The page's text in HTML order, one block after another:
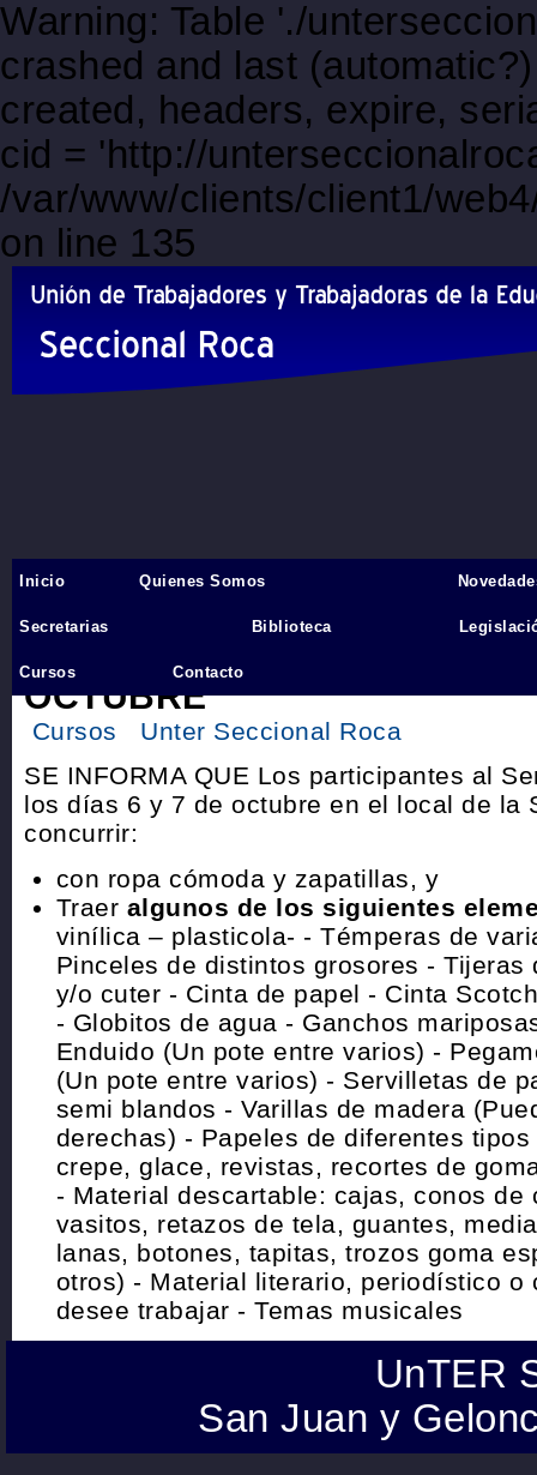
Warning: Table './
crashed and last
created, headers, expire,
cid = 'http://
/var/www/clients/client1/
on line 135
Inicio›
TITERES EN LA
OCTUBRE
Cursos
Unter Seccional Roca
SE INFORMA QUE Los participantes al
los días 6 y 7 de octubre en el local de la
concurrir:
con ropa cómoda y zapatillas, y
Traer algunos de los siguientes
vinílica – plasticola- - Témperas de
Pinceles de distintos grosores - Tijeras
y/o cuter - Cinta de papel - Cinta
- Globitos de agua - Ganchos
Enduido (Un pote entre varios) -
(Un pote entre varios) - Servilletas de
semi blandos - Varillas de madera
derechas) - Papeles de diferentes
crepe, glace, revistas, recortes de
- Material descartable: cajas, conos de
vasitos, retazos de tela, guantes,
lanas, botones, tapitas, trozos goma
otros) - Material literario, periodístico o
desee trabajar - Temas musicales
Inicio Quienes Somos
Secretarias Biblioteca
Cursos Contacto
UnTER
San Juan y